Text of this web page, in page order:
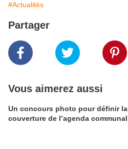
#Actualités
Partager
Vous aimerez aussi
Un concours photo pour définir la
couverture de l’agenda communal